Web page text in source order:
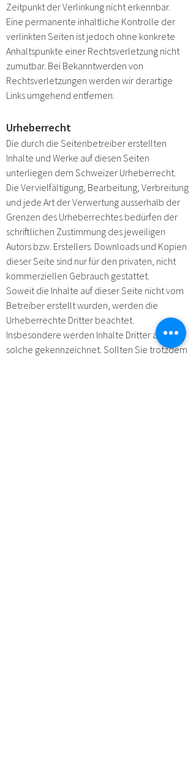
Zeitpunkt der Verlinkung nicht erkennbar.
Eine permanente inhaltliche Kontrolle der
verlinkten Seiten ist jedoch ohne konkrete
Anhaltspunkte einer Rechtsverletzung nicht
zumutbar. Bei Bekanntwerden von
Rechtsverletzungen werden wir derartige
Links umgehend entfernen.
Urheberrecht
Die durch die Seitenbetreiber erstellten
Inhalte und Werke auf diesen Seiten
unterliegen dem Schweizer Urheberrecht.
Die Vervielfältigung, Bearbeitung, Verbreitung
und jede Art der Verwertung ausserhalb der
Grenzen des Urheberrechtes bedürfen der
schriftlichen Zustimmung des jeweiligen
Autors bzw. Erstellers. Downloads und Kopien
dieser Seite sind nur für den privaten, nicht
kommerziellen Gebrauch gestattet.
Soweit die Inhalte auf dieser Seite nicht vom
Betreiber erstellt wurden, werden die
Urheberrechte Dritter beachtet.
Insbesondere werden Inhalte Dritter als
solche gekennzeichnet. Sollten Sie trotzdem